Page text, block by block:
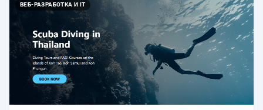
ВЕБ-РАЗРАБОТКА И IT